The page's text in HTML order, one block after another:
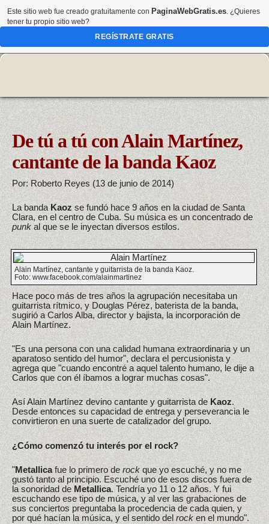
De tú a tú con Alain Martínez,
cantante de la banda Kaoz
Por: Roberto Reyes (13 de junio de 2014)
La bandaKaozse fundó hace 9 años en la ciudad de Santa
Clara, en el centro de Cuba. Su música es un concentrado de
punkal que se le inyectan diversos estilos.
Alain Martínez, cantante y guitarrista de la banda Kaoz.
Foto: www.facebook.com/alainmartinez
Hace poco más de tres años la agrupación necesitaba un
guitarrista rítmico, y Douglas Pérez, baterista de la banda,
sugirió a Carlos Alba, director y bajista, la incorporación de
Alain Martínez.
"Es una persona con una calidad humana extraordinaria y un
aparatoso sentido del humor", declara el percusionista y
agrega que "cuando encontré a aquel talento humano, le dije a
Carlos que con él íbamos a lograr muchas cosas".
Así Alain Martínez devino cantante y guitarrista deKaoz.
Desde entonces su capacidad de entrega y perseverancia le
convirtieron en una suerte de catalizador del grupo.
¿Cómo comenzó tu interés por el rock?
"Metallicafue lo primero derock que yo escuché, y no me
gustó tanto al principio. Escuché uno de esos discos fuera de
la sonoridad deMetallica. Tendría yo 11 o 12 años. Y fui
escuchando ese tipo de música, y al ver las grabaciones de
sus conciertos preguntaba la procedencia de cada quien, y
por qué hacían la música, y el sentido delrocken el mundo".
Este sitio web fue creado gratuitamente con PaginaWebGratis.es. ¿Quieres
tener tu propio sitio web?
REGÍSTRATE GRATIS